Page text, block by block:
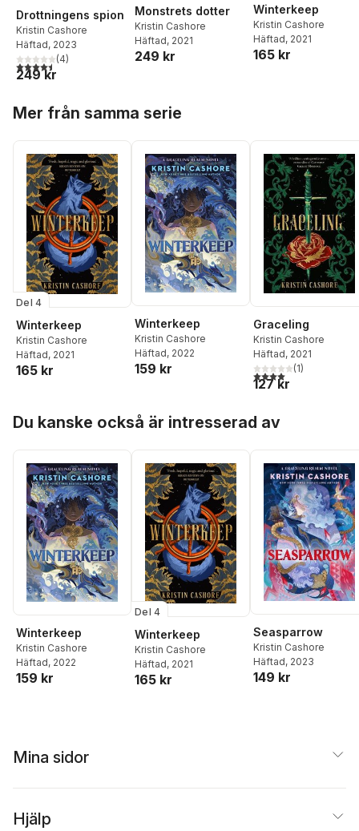
Drottningens spion
Kristin Cashore
Häftad, 2023
4,5utav 5 stjärnor. Totalt antal röster:
(4)
249 kr
Monstrets dotter
Kristin Cashore
Häftad, 2021
249 kr
Winterkeep
Kristin Cashore
Häftad, 2021
165 kr
Mer från samma serie
Del 4
Winterkeep
Kristin Cashore
Häftad, 2021
165 kr
Winterkeep
Kristin Cashore
Häftad, 2022
159 kr
Graceling
Kristin Cashore
Häftad, 2021
4,0utav 5 stjärnor.
(1)
127 kr
Du kanske också är intresserad av
Winterkeep
Kristin Cashore
Häftad, 2022
159 kr
Del 4
Winterkeep
Kristin Cashore
Häftad, 2021
165 kr
Seasparrow
Kristin Cashore
Häftad, 2023
149 kr
Mina sidor
Hjälp